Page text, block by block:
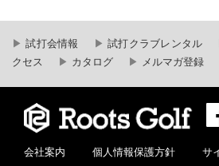
試打会情報 試打クラブレンタル
クセス
カタログ メルマガ登録
会社案内 個人情報保護方針 サ